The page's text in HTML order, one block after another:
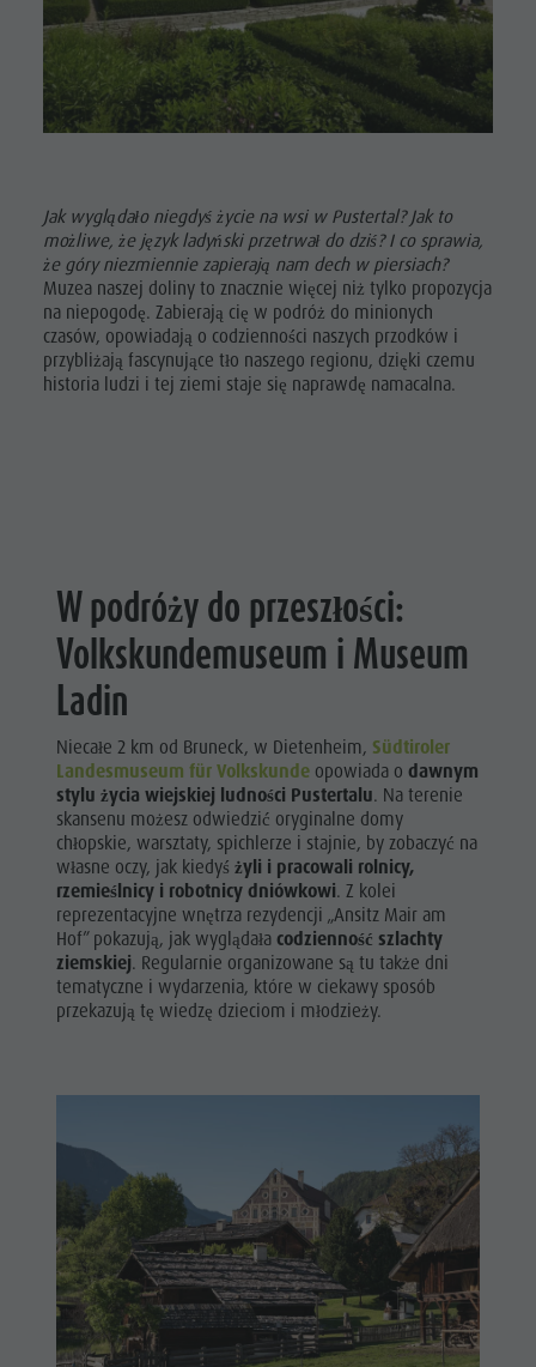
DOLOMITY
UNESCO
ATRAKCJE
WYDARZENIA
Zakupy
Wellness
Południowy
Tyrol
Wydarzenia
Przewodnik
A-Z
Zakupy
Wellness
Parki przyrody
Pustertal
Wydarzenia
Przewodnik A-Z
Jak wyglądało niegdyś życie na wsi w Pustertal? Jak to
możliwe, że język ladyński przetrwał do dziś? I co sprawia,
że góry niezmiennie zapierają nam dech w piersiach?
Muzea naszej doliny to znacznie więcej niż tylko propozycja
na niepogodę. Zabierają cię w podróż do minionych
czasów, opowiadają o codzienności naszych przodków i
przybliżają fascynujące tło naszego regionu, dzięki czemu
historia ludzi i tej ziemi staje się naprawdę namacalna.
W podróży do przeszłości:
Volkskundemuseum i Museum
Ladin
Niecałe 2 km od Bruneck, w Dietenheim, Südtiroler
Landesmuseum für Volkskunde opowiada odawnym
stylu życia wiejskiej ludności Pustertalu. Na terenie
skansenu możesz odwiedzić oryginalne domy
chłopskie, warsztaty, spichlerze i stajnie, by zobaczyć na
własne oczy, jak kiedyśżyli i pracowali rolnicy,
rzemieślnicy i robotnicy dniówkowi. Z kolei
reprezentacyjne wnętrza rezydencji „Ansitz Mair am
Hof” pokazują, jak wyglądałacodzienność szlachty
ziemskiej. Regularnie organizowane są tu także dni
tematyczne i wydarzenia, które w ciekawy sposób
przekazują tę wiedzę dzieciom i młodzieży.